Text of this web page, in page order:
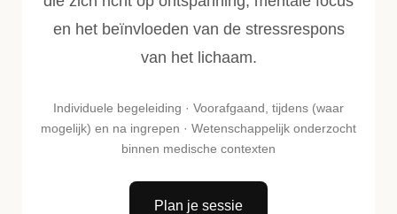
en het beïnvloeden van de stressrespons
van het lichaam.
Individuele begeleiding · Voorafgaand, tijdens (waar
mogelijk) en na ingrepen · Wetenschappelijk onderzocht
binnen medische contexten
Plan je sessie